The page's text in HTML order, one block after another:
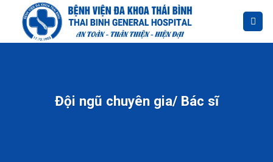
content
Đội ngũ chuyên gia/ Bác sĩ